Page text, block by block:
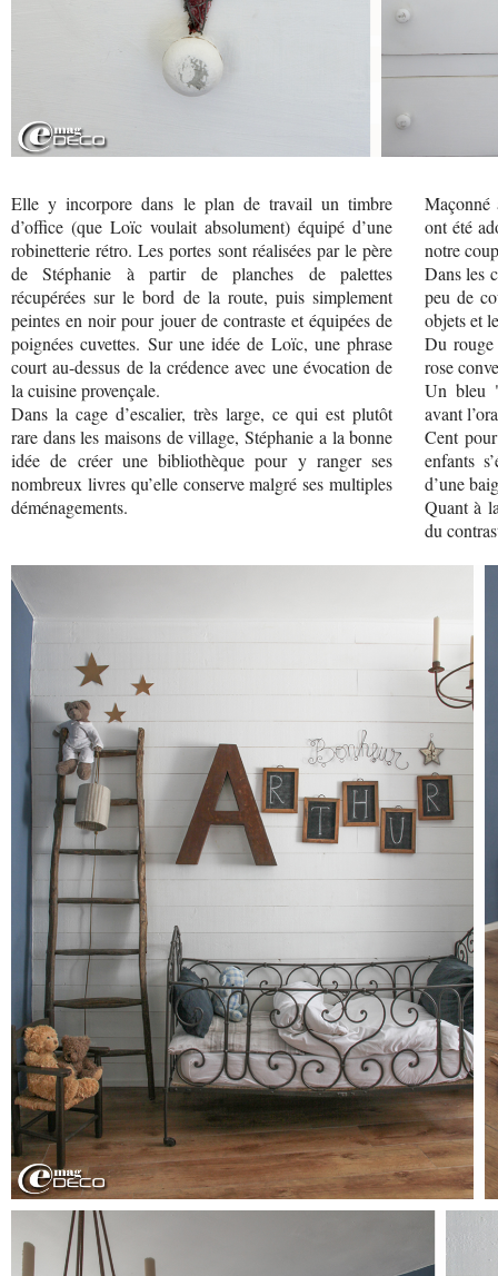
Elle y incorpore dans le plan de travail un timbre
d’office (que Loïc voulait absolument) équipé d’une
robinetterie rétro. Les portes sont réalisées par le père
de Stéphanie à partir de planches de palettes
récupérées sur le bord de la route, puis simplement
peintes en noir pour jouer de contraste et équipées de
poignées cuvettes. Sur une idée de Loïc, une phrase
court au-dessus de la crédence avec une évocation de
la cuisine provençale.
Dans la cage d’escalier, très large, ce qui est plutôt
rare dans les maisons de village, Stéphanie a la bonne
idée de créer une bibliothèque pour y ranger ses
nombreux livres qu’elle conserve malgré ses multiples
déménagements.
Maçonné
ont été
notre
Dans les
peu de
objets et
Du rouge
rose
Un bleu
avant
Cent
enfants
d’une
Quant à
du